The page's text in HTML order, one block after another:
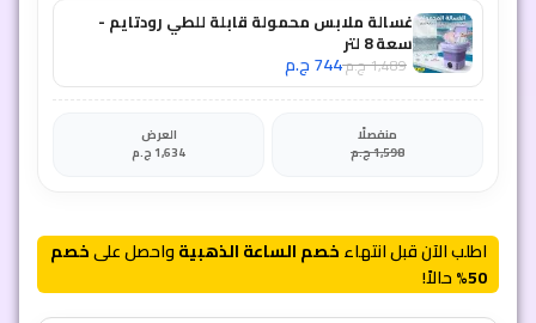
غسالة ملابس محمولة قابلة للطي رودتايم -
سعة 8 لتر
1,489ج.م744ج.م
منفصلًا
1,598ج.م
العرض
1,634 ج.م
اطلب الآن قبل انتهاءخصم الساعة الذهبيةواحصل علىخصم
50% حالاً!